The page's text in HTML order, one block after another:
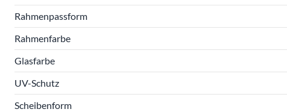
Rahmenpassform
Rahmenfarbe
Glasfarbe
UV-Schutz
Scheibenform